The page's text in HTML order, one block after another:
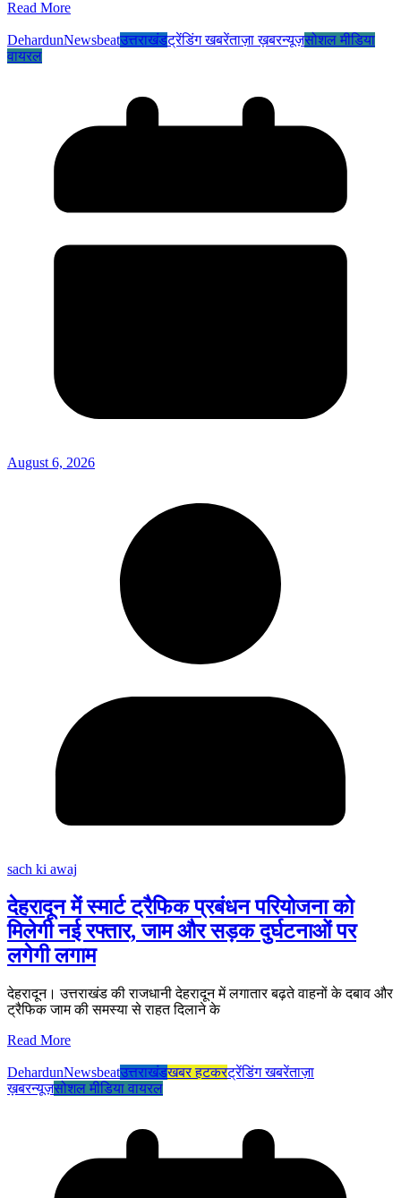
Read More
DehardunNewsbeatउत्तराखंडट्रेंडिंग खबरेंताज़ा ख़बरन्यूज़सोशल मीडिया
वायरल
August 6, 2026
sach ki awaj
देहरादून में स्मार्ट ट्रैफिक प्रबंधन परियोजना को
मिलेगी नई रफ्तार, जाम और सड़क दुर्घटनाओं पर
लगेगी लगाम
देहरादून। उत्तराखंड की राजधानी देहरादून में लगातार बढ़ते वाहनों के दबाव और
ट्रैफिक जाम की समस्या से राहत दिलाने के
Read More
DehardunNewsbeatउत्तराखंडखबर हटकरट्रेंडिंग खबरेंताज़ा
ख़बरन्यूज़सोशल मीडिया वायरल